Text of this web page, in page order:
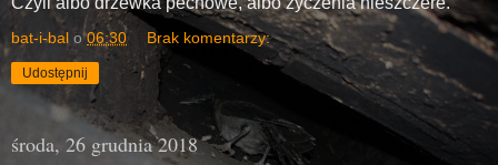
bat-i-bal o06:30 Brak komentarzy:
Udostępnij
środa, 26 grudnia 2018